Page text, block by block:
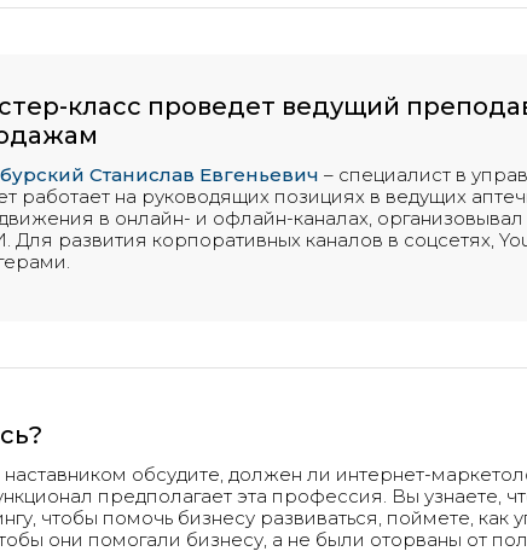
класс проведет ведущий
Станислав Евгеньевич – специалист в
работает на руководящих позициях в ведущих
в онлайн- и офлайн-каналах,
Для развития корпоративных каналов в соцсетях,
обсудите, должен ли интернет-
предполагает эта профессия. Вы узнаете,
чтобы помочь бизнесу развиваться, поймете, как
они помогали бизнесу, а не были оторваны от